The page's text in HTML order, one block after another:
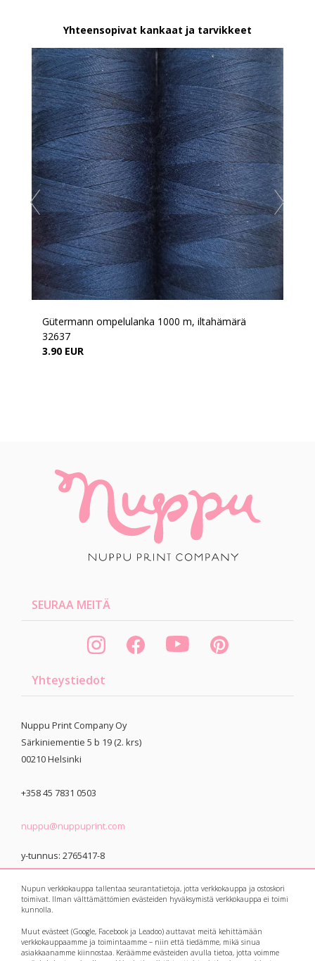
Yhteensopivat kankaat ja tarvikkeet
Gütermann ompelulanka 1000 m, iltahämärä
32637
3.90 EUR
SEURAA MEITÄ
Yhteystiedot
Nuppu Print Company Oy
Särkiniementie 5 b 19 (2. krs)
00210Helsinki
+358 45 7831 0503
nuppu@nuppuprint.com
y-tunnus: 2765417-8
© 2021 Nuppu Print
Company
Tietosuojaseloste
Nupun verkkokauppa tallentaa seurantatietoja, jotta verkkokauppa ja ostoskori
toimivat. Ilman välttämättömien evästeiden hyväksymistä verkkokauppa ei toimi
kunnolla.
Muut evästeet (Google, Facebook ja Leadoo) auttavat meitä kehittämään
verkkokauppaamme ja toimintaamme – niin että tiedämme, mikä sinua
asiakkaanamme kiinnostaa. Keräämme evästeiden avulla tietoa, jotta voimme